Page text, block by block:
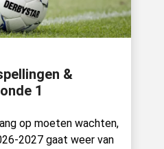
&
1
op moeten wachten,
2027 gaat weer van